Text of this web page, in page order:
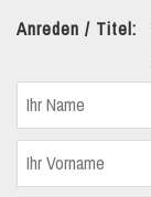
Anreden / Titel: